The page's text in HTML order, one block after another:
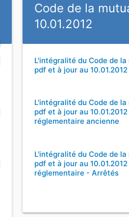
Code de la
10.01.2012
L'intégralité du Code de
pdf et à jour au
L'intégralité du Code de
pdf et à jour au
réglementaire ancienne
L'intégralité du Code de
pdf et à jour au
réglementaire - Arrêtés